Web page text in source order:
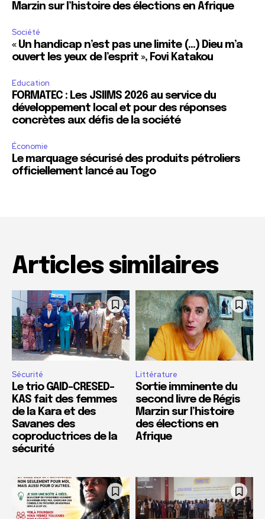
Marzin sur l’histoire des élections en Afrique
Société
« Un handicap n’est pas une limite (…) Dieu m’a
ouvert les yeux de l’esprit », Fovi Katakou
Education
FORMATEC : Les JSIIMS 2026 au service du
développement local et pour des réponses
concrètes aux défis de la société
Économie
Le marquage sécurisé des produits pétroliers
officiellement lancé au Togo
Articles similaires
Sécurité
Le trio GAID-CRESED-
KAS fait des femmes
de la Kara et des
Savanes des
coproductrices de la
sécurité
Littérature
Sortie imminente du
second livre de Régis
Marzin sur l’histoire
des élections en
Afrique